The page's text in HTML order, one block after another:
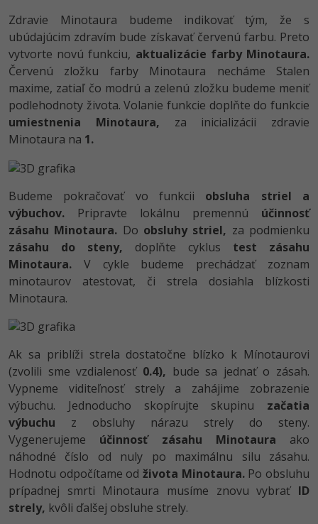
SQL
UML -80%
Algoritmy -41%
Umelá inteligencia -10%
Fórum
Kurzy e-commerce
Testovanie softvéru
WordPress
SEO -30%
UX
Business
Copywriting -30%
-80%
HTML/CSS
Photoshop -80%
Adobe Illustrator -80%
Adobe Lightroom -30%
Adobe XD -15%
Adobe InDesign -25%
Príbehy absolventov
Blog
Médiá
Kariéra
Zdravie Minotaura budeme indikovať tým, že s
ubúdajúcim zdravím bude získavať červenú farbu. Preto
vytvorte novú funkciu, aktualizácie farby Minotaura.
Červenú zložku farby Minotaura necháme Stalen
maxime, zatiaľ čo modrú a zelenú zložku budeme meniť
podlehodnoty života. Volanie funkcie doplňte do funkcie
umiestnenia Minotaura, za inicializácii zdravie
Minotaura na 1.
Budeme pokračovať vo funkcii obsluha striel a
výbuchov. Pripravte lokálnu premennú účinnosť
zásahu Minotaura. Do obsluhy striel, za podmienku
zásahu do steny, doplňte cyklus test zásahu
Minotaura. V cykle budeme prechádzať zoznam
minotaurov atestovat, či strela dosiahla blízkosti
Minotaura.
Ak sa priblíži strela dostatočne blízko k Mínotaurovi
(zvolili sme vzdialenosť 0.4), bude sa jednať o zásah.
Vypneme viditeľnosť strely a zahájime zobrazenie
výbuchu. Jednoducho skopírujte skupinu začatia
výbuchu z obsluhy nárazu strely do steny.
Vygenerujeme účinnosť zásahu Minotaura ako
náhodné číslo od nuly po maximálnu silu zásahu.
Hodnotu odpočítame od života Minotaura.Po obsluhu
prípadnej smrti Minotaura musíme znovu vybrať ID
strely, kvôli ďalšej obsluhe strely.